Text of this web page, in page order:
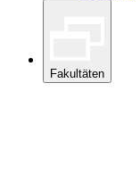
Fakultäten